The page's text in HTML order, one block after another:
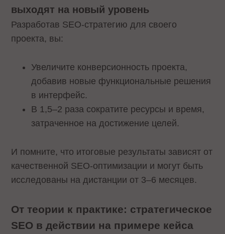
выходят на новый уровень
Разработав SEO-стратегию для своего
проекта, вы:
Увеличите конверсионность проекта,
добавив новые функциональные решения
в интерфейс.
В 1,5–2 раза сократите ресурсы и время,
затраченное на достижение целей.
И помните, что итоговые результаты зависят от
качественной SEO-оптимизации и могут быть
исследованы на дистанции от 3–6 месяцев.
От теории к практике: стратегическое
SEO в действии на примере кейса